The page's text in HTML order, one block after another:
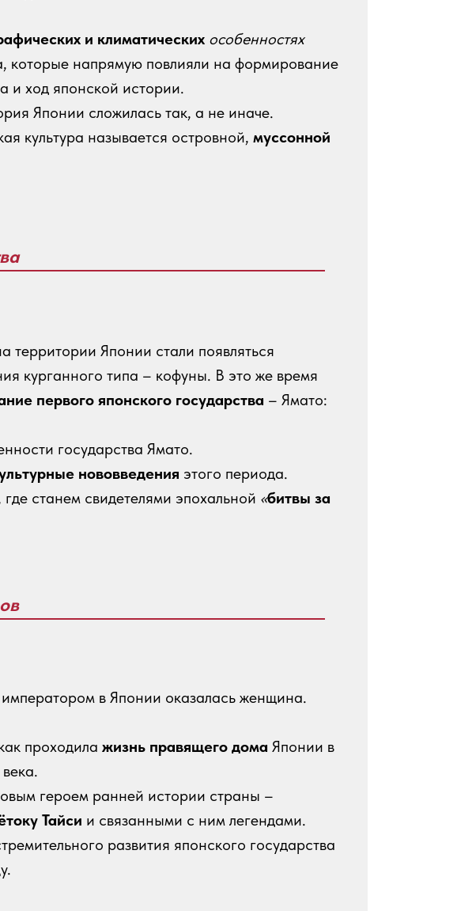
и климатических особенностях
которые напрямую повлияли на формирование
и ход японской истории.
Японии сложилась так, а не иначе.
культура называется островной, муссонной
территории Японии стали появляться
курганного типа – кофуны. В это же время
первого японского государства – Ямато:
государства Ямато.
нововведения этого периода.
станем свидетелями эпохальной «битвы за
в Японии оказалась женщина.
проходила жизнь правящего дома Японии в
героем ранней истории страны –
Тайси и связанными с ним легендами.
развития японского государства